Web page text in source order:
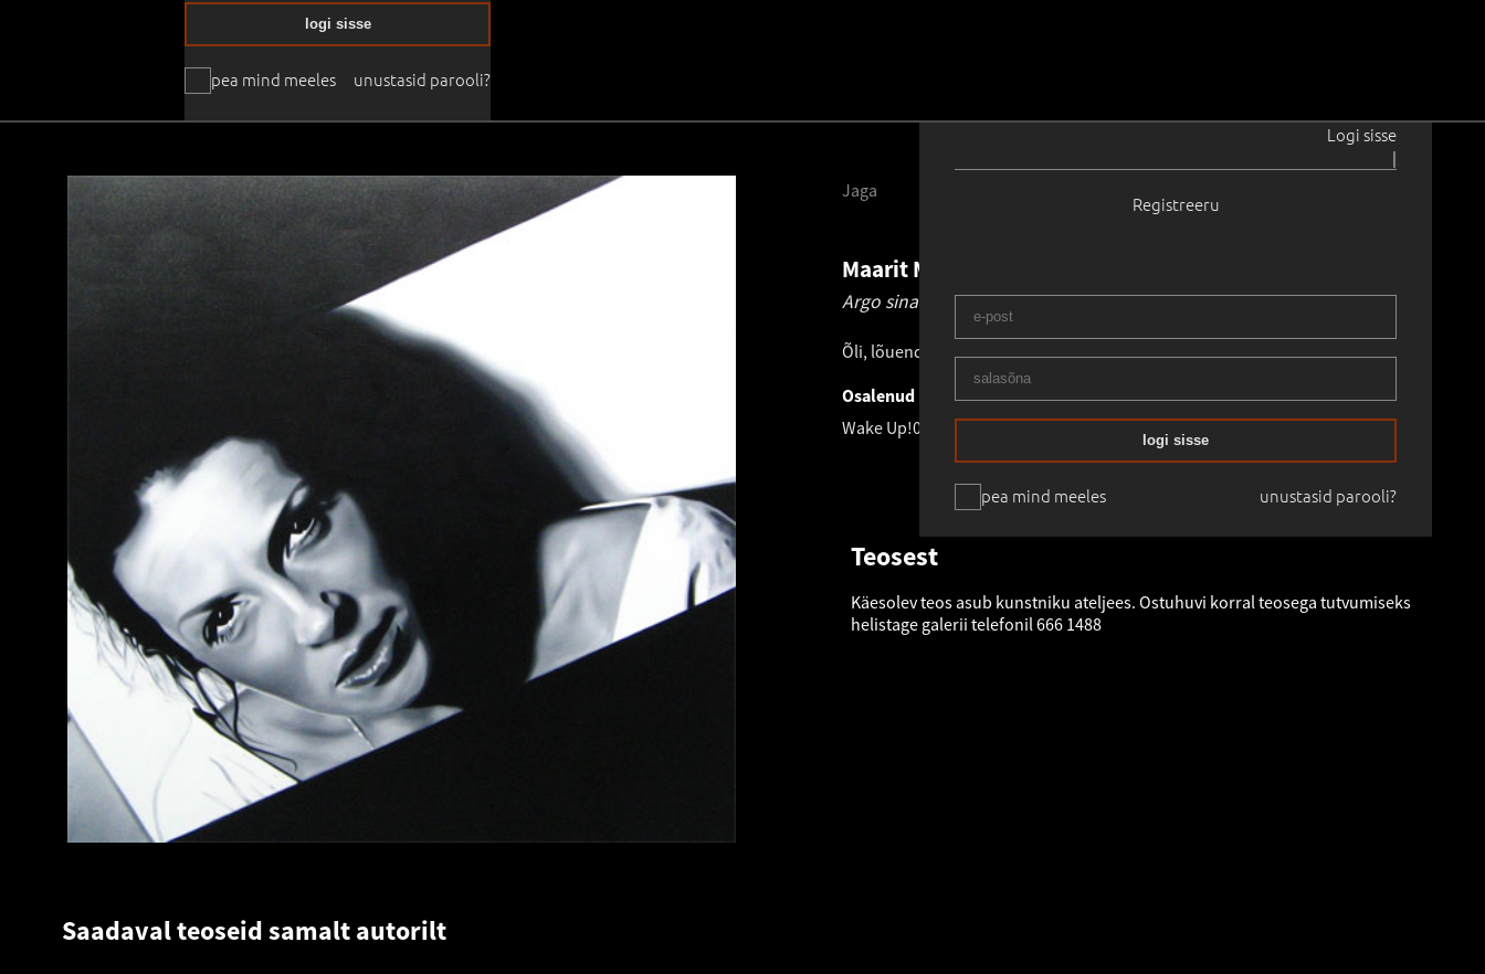
Logi sisse
|
Registreeru
pea mind meeles
logi sisse
unustasid parooli?
pea mind meeles
logi sisse
unustasid parooli?
Maarit Murka
Argo sina vä 1.2006
Õli, lõuend 140.0 × 140.0 cmSaadavus:Ei ole saadavalRaamita
Osalenud näitusel
Wake Up!08.03.2006-01.04.2006
Teosest
Käesolev teos asub kunstniku ateljees. Ostuhuvi korral teosega tutvumiseks
helistage galerii telefonil 666 1488
Jaga
Saadaval teoseid samalt autorilt